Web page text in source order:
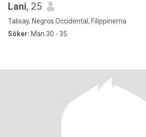
Lani, 25
Talisay, Negros Occidental, Filippinerna
Söker: Man 30 - 35